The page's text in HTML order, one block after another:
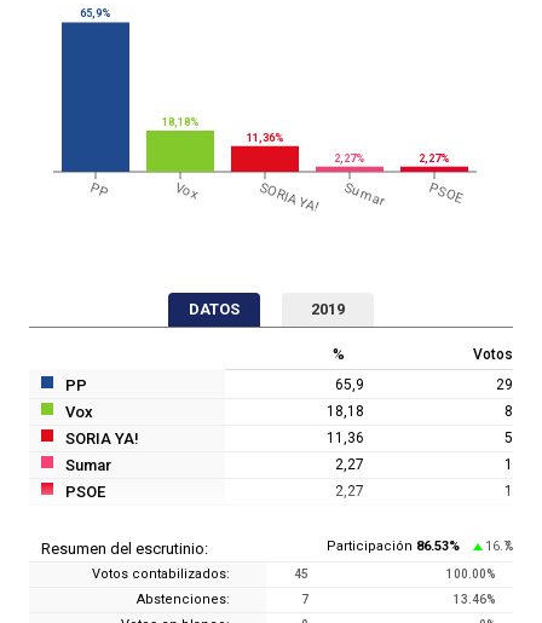
PP Vox SORIA YA! Sumar PSOE
65,9%
18,18%
11,36%
2,27%
2,27%
DATOS 2019
% Votos
PP 65,9 29
Vox 18,18 8
SORIA YA! 11,36 5
Sumar 2,27 1
PSOE 2,27 1
Resumen del escrutinio: Participación 86.53% 16.7%
Votos contabilizados: 45 100.00%
Abstenciones: 7 13.46%